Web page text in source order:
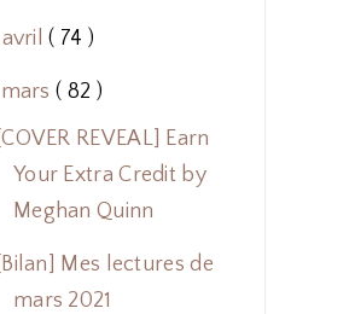
avril( 74 )
mars( 82 )
[COVER REVEAL] Earn
Your Extra Credit by
Meghan Quinn
[Bilan] Mes lectures de
mars 2021